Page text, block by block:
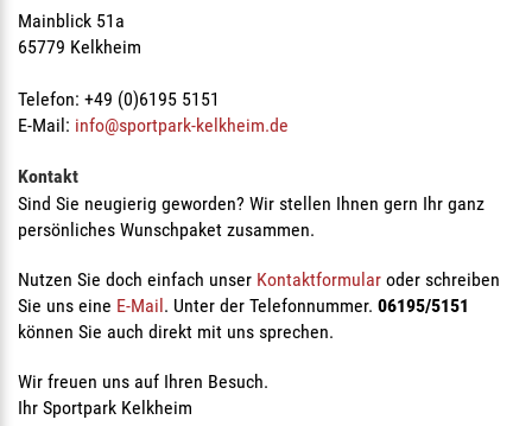
Mainblick 51a
65779 Kelkheim
Telefon: +49 (0)6195 5151
E-Mail: info@sportpark-kelkheim.de
Kontakt
Sind Sie neugierig geworden? Wir stellen Ihnen gern Ihr ganz
persönliches Wunschpaket zusammen.
Nutzen Sie doch einfach unser Kontaktformular oder schreiben
Sie uns eine E-Mail. Unter der Telefonnummer. 06195/5151
können Sie auch direkt mit uns sprechen.
Wir freuen uns auf Ihren Besuch.
Ihr Sportpark Kelkheim